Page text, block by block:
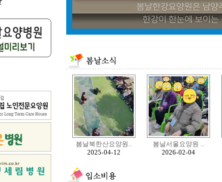
봄날북한산요양원..
2025-04-12
봄날서울요양원 ..
2026-02-04